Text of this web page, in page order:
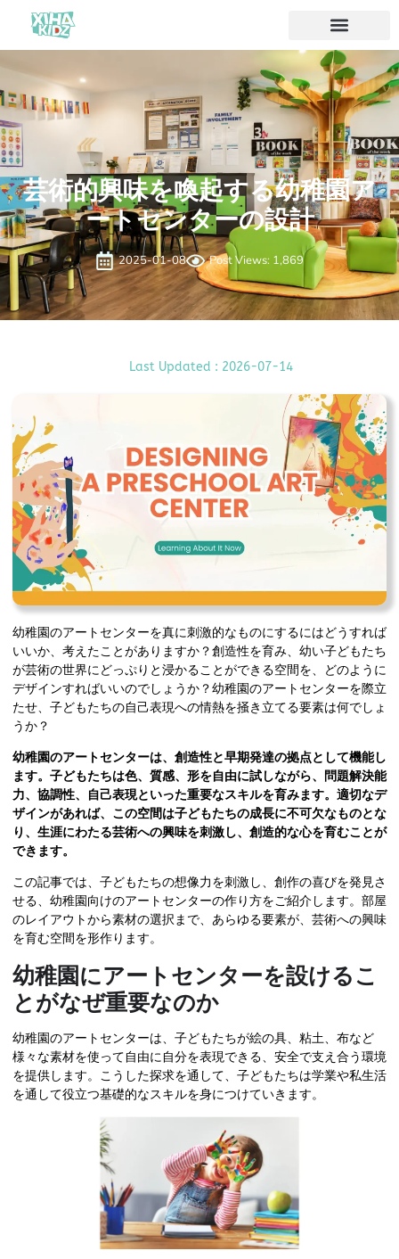
芸術的興味を喚起する幼稚園ア
ートセンターの設計
2025-01-08 Post Views: 1,869
Last Updated : 2026-07-14
幼稚園のアートセンターを真に刺激的なものにするにはどうすれば
いいか、考えたことがありますか？創造性を育み、幼い子どもたち
が芸術の世界にどっぷりと浸かることができる空間を、どのように
デザインすればいいのでしょうか？幼稚園のアートセンターを際立
たせ、子どもたちの自己表現への情熱を掻き立てる要素は何でしょ
うか？
幼稚園のアートセンターは、創造性と早期発達の拠点として機能し
ます。子どもたちは色、質感、形を自由に試しながら、問題解決能
力、協調性、自己表現といった重要なスキルを育みます。適切なデ
ザインがあれば、この空間は子どもたちの成長に不可欠なものとな
り、生涯にわたる芸術への興味を刺激し、創造的な心を育むことが
できます。
この記事では、子どもたちの想像力を刺激し、創作の喜びを発見さ
せる、幼稚園向けのアートセンターの作り方をご紹介します。部屋
のレイアウトから素材の選択まで、あらゆる要素が、芸術への興味
を育む空間を形作ります。
幼稚園にアートセンターを設けるこ
とがなぜ重要なのか
幼稚園のアートセンターは、子どもたちが絵の具、粘土、布など
様々な素材を使って自由に自分を表現できる、安全で支え合う環境
を提供します。こうした探求を通して、子どもたちは学業や私生活
を通して役立つ基礎的なスキルを身につけていきます。